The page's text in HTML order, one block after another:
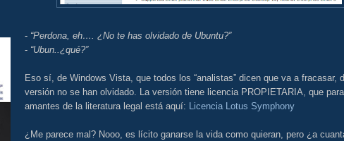
- “Perdona, eh…. ¿No te has olvidado de Ubuntu?”
- “Ubun..¿qué?”
Eso sí, de Windows Vista, que todos los “analistas” dicen que va a fracasar,
versión no se han olvidado. La versión tiene licencia PROPIETARIA, que
amantes de la literatura legal está aquí: Licencia Lotus Symphony
¿Me parece mal? Nooo, es lícito ganarse la vida como quieran, pero ¿a